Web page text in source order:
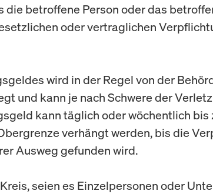
die betroffene Person oder das
oder vertraglichen
wird in der Regel von der
und kann je nach Schwere der
kann täglich oder wöchentlich bis
verhängt werden, bis die
Ausweg gefunden wird.
seien es Einzelpersonen oder